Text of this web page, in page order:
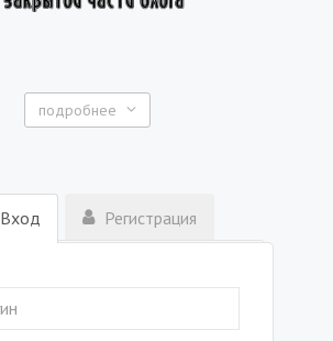
подробнее
Вход Регистрация